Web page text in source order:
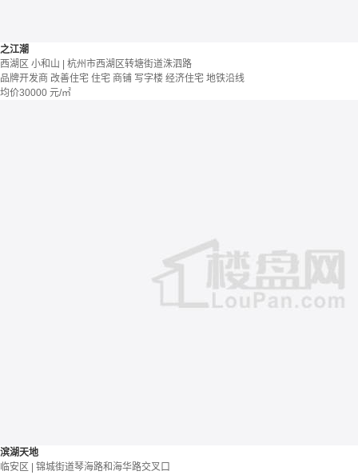
之江潮
西湖区 小和山 | 杭州市西湖区转塘街道洙泗路
品牌开发商 改善住宅 住宅 商铺 写字楼 经济住宅 地铁沿线
均价30000 元/㎡
滨湖天地
临安区 | 锦城街道琴海路和海华路交叉口